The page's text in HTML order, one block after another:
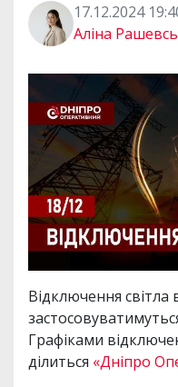
17.12.2024
Аліна
Відключення світла
Графіками
ділиться «Дніпро